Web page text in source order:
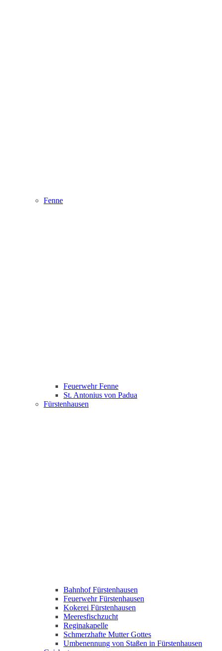
Fenne
Feuerwehr Fenne
St. Antonius von Padua
Fürstenhausen
Bahnhof Fürstenhausen
Feuerwehr Fürstenhausen
Kokerei Fürstenhausen
Meeresfischzucht
Reginakapelle
Schmerzhafte Mutter Gottes
Umbenennung von Staßen in Fürstenhausen